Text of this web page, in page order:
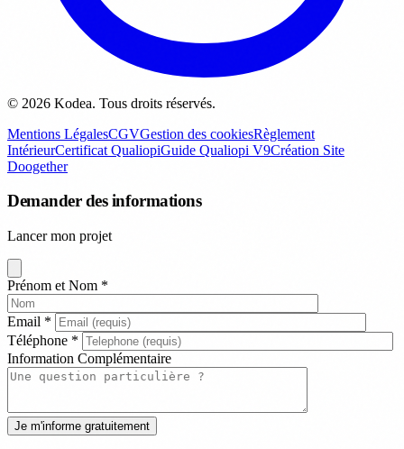
© 2026 Kodea. Tous droits réservés.
Mentions LégalesCGVGestion des cookiesRèglement
IntérieurCertificat QualiopiGuide Qualiopi V9Création Site
Doogether
Demander des informations
Lancer mon projet
Prénom et Nom *
Email *
Téléphone *
Information Complémentaire